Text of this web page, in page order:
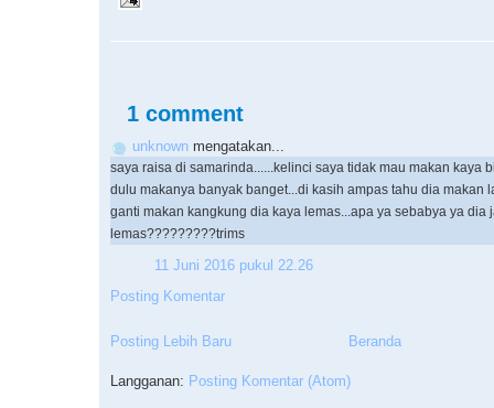
1 comment
unknown mengatakan...
saya raisa di samarinda......kelinci saya tidak mau makan kaya
dulu makanya banyak banget...di kasih ampas tahu dia makan
ganti makan kangkung dia kaya lemas...apa ya sebabya ya dia
lemas?????????trims
11 Juni 2016 pukul 22.26
Posting Komentar
Posting Lebih Baru Beranda
Langganan: Posting Komentar (Atom)